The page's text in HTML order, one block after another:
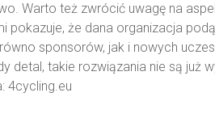
Warto też zwrócić uwagę na
pokazuje, że dana organizacja
sponsorów, jak i nowych
detal, takie rozwiązania nie są już
4cycling.eu